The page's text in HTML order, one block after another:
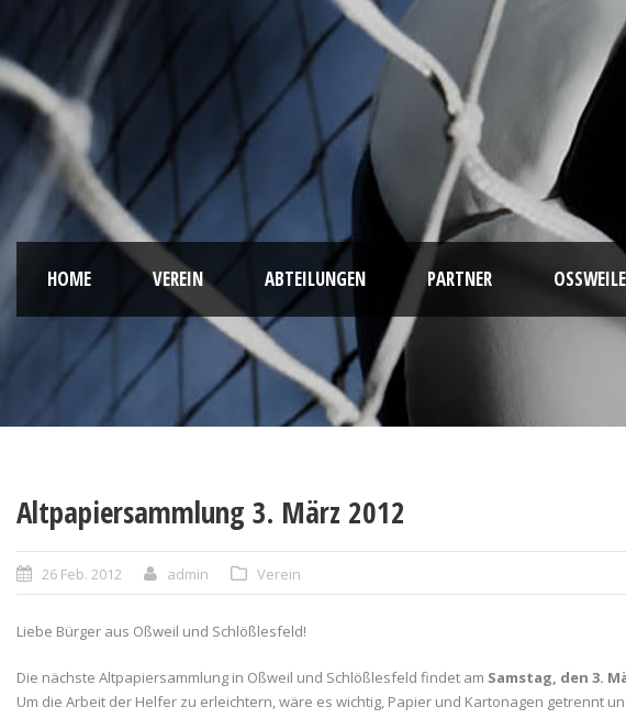
HOME VEREIN ABTEILUNGEN PARTNER
Altpapiersammlung 3. März 2012
26 Feb. 2012 admin Verein
Liebe Bürger aus Oßweil und Schlößlesfeld!
Die nächste Altpapiersammlung in Oßweil und Schlößlesfeld findet am Samstag, den 3.
Um die Arbeit der Helfer zu erleichtern, wäre es wichtig, Papier und Kartonagen getrennt